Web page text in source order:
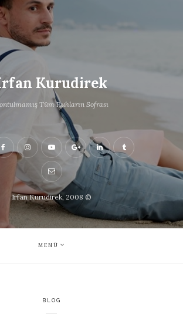
Kurudirek
Tüm Ruhların Sofrası
Irfan Kurudirek, 2008 ©
MENÜ
BLOG